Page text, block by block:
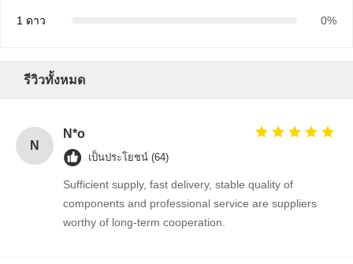
คุณภาพ
ไอซีวงจรรวม
1 ดาว 0%
รีวิวทั้งหมด
N
N*o
เป็นประโยชน์ (64)
Sufficient supply, fast delivery, stable quality of
components and professional service are suppliers
worthy of long-term cooperation.